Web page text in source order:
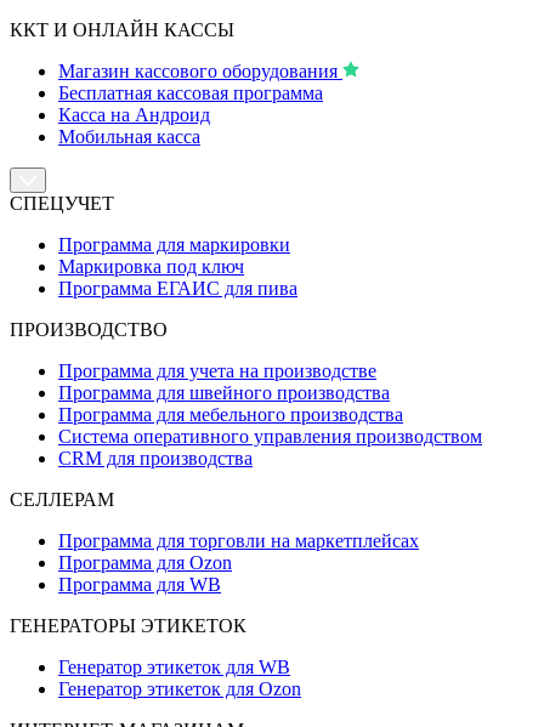
ККТ И ОНЛАЙН КАССЫ
Магазин кассового оборудования
Бесплатная кассовая программа
Касса на Андроид
Мобильная касса
СПЕЦУЧЕТ
Программа для маркировки
Маркировка под ключ
Программа ЕГАИС для пива
ПРОИЗВОДСТВО
Программа для учета на производстве
Программа для швейного производства
Программа для мебельного производства
Система оперативного управления производством
CRM для производства
СЕЛЛЕРАМ
Программа для торговли на маркетплейсах
Программа для Ozon
Программа для WB
ГЕНЕРАТОРЫ ЭТИКЕТОК
Генератор этикеток для WB
Генератор этикеток для Ozon